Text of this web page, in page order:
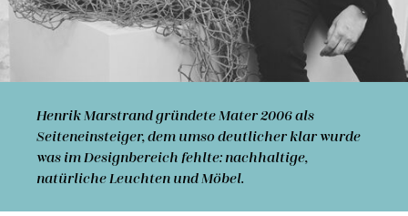
Henrik Marstrandgründete Mater 2006 als
Seiteneinsteiger, dem umso deutlicher klar wurde
was im Designbereich fehlte: nachhaltige,
natürliche Leuchten und Möbel.